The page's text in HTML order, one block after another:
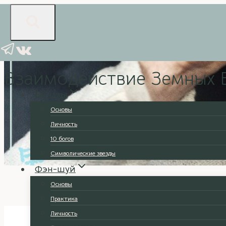
содержимому
Ба-Цзы
Основы
Личность
10 богов
Символические звезды
Фэн-шуй
Основы
Практика
Личность
Ба-Цзы
Взаимодействие Земных